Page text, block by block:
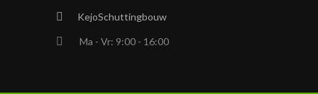
KejoSchuttingbouw
Ma - Vr: 9:00 - 16:00